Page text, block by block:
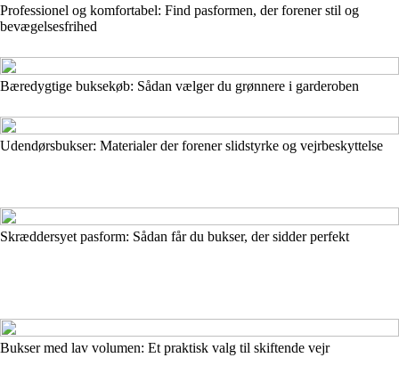
Professionel og komfortabel: Find pasformen, der forener stil og
bevægelsesfrihed
Bæredygtige buksekøb: Sådan vælger du grønnere i garderoben
Udendørsbukser: Materialer der forener slidstyrke og vejrbeskyttelse
Skræddersyet pasform: Sådan får du bukser, der sidder perfekt
Bukser med lav volumen: Et praktisk valg til skiftende vejr